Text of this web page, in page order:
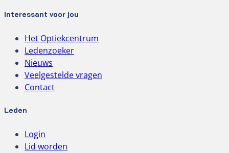
Interessant voor jou
Het Optiekcentrum
Ledenzoeker
Nieuws
Veelgestelde vragen
Contact
Leden
Login
Lid worden